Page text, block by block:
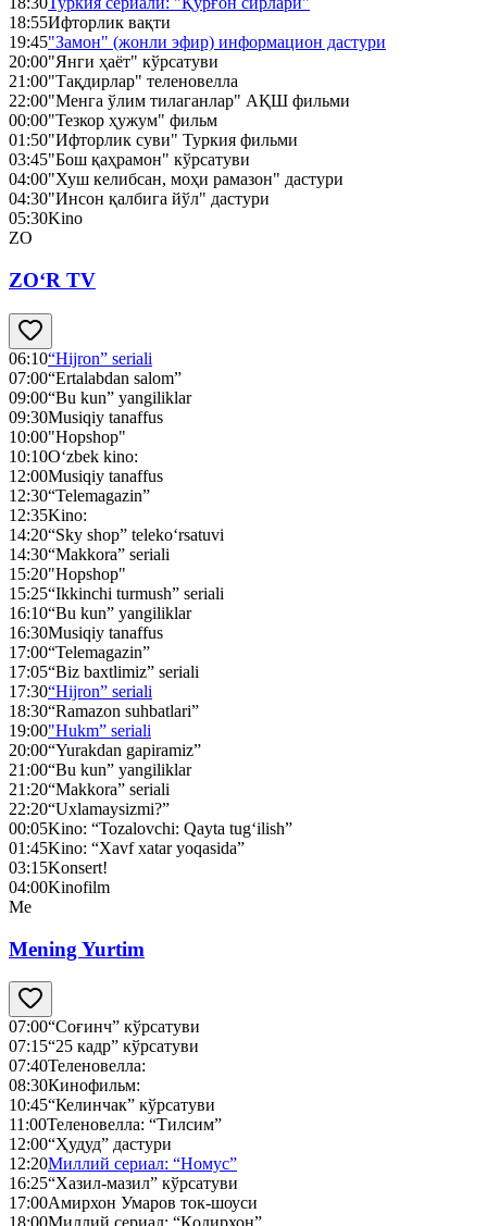
18:55Ифторлик вақти
19:45"Замон" (жонли эфир) информацион дастури
20:00"Янги ҳаёт" кўрсатуви
21:00"Тақдирлар" теленовелла
22:00"Менга ўлим тилаганлар" АҚШ фильми
00:00"Тезкор ҳужум" фильм
01:50"Ифторлик суви" Туркия фильми
03:45"Бош қаҳрамон" кўрсатуви
04:00"Хуш келибсан, моҳи рамазон" дастури
04:30"Инсон қалбига йўл" дастури
05:30Kino
ZO
ZO‘R TV
06:10“Hijron” seriali
07:00“Ertalabdan salom”
09:00“Bu kun” yangiliklar
09:30Musiqiy tanaffus
10:00"Hopshop"
10:10O‘zbek kino:
12:00Musiqiy tanaffus
12:30“Telemagazin”
12:35Kino:
14:20“Sky shop” teleko‘rsatuvi
14:30“Makkora” seriali
15:20"Hopshop"
15:25“Ikkinchi turmush” seriali
16:10“Bu kun” yangiliklar
16:30Musiqiy tanaffus
17:00“Telemagazin”
17:05“Biz baxtlimiz” seriali
17:30“Hijron” seriali
18:30“Ramazon suhbatlari”
19:00"Hukm” seriali
20:00“Yurakdan gapiramiz”
21:00“Bu kun” yangiliklar
21:20“Makkora” seriali
22:20“Uxlamaysizmi?”
00:05Kino: “Tozalovchi: Qayta tug‘ilish”
01:45Kino: “Xavf xatar yoqasida”
03:15Konsert!
04:00Kinofilm
Me
Mening Yurtim
07:00“Соғинч” кўрсатуви
07:15“25 кадр” кўрсатуви
07:40Теленовелла:
08:30Кинофильм:
10:45“Келинчак” кўрсатуви
11:00Теленовелла: “Тилсим”
12:00“Ҳудуд” дастури
12:20Миллий сериал: “Номус”
16:25“Хазил-мазил” кўрсатуви
17:00Амирхон Умаров ток-шоуси